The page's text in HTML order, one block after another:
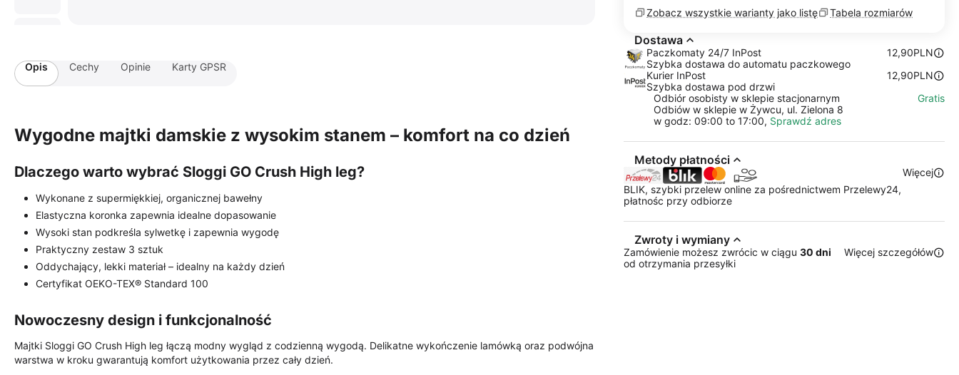
Zobacz wszystkie warianty jako listę Tabela rozmiarów
Dostawa
Paczkomaty 24/7 InPost
Szybka dostawa do automatu paczkowego
12,90PLN
Kurier InPost
Szybka dostawa pod drzwi
12,90PLN
Odbiór osobisty w sklepie stacjonarnym
Odbiów w sklepie w Żywcu, ul. Zielona 8
w godz: 09:00 to 17:00, Sprawdź adres
Gratis
Metody płatności
BLIK, szybki przelew online za pośrednictwem Przelewy24,
płatnośc przy odbiorze
Więcej
Zwroty i wymiany
Zamówienie możesz zwrócic w ciągu 30 dni
od otrzymania przesyłki
Więcej szczegółów
Opis Cechy Opinie Karty GPSR
Wygodne majtki damskie z wysokim stanem – komfort na co dzień
Dlaczego warto wybrać Sloggi GO Crush High leg?
Wykonane z supermiękkiej, organicznej bawełny
Elastyczna koronka zapewnia idealne dopasowanie
Wysoki stan podkreśla sylwetkę i zapewnia wygodę
Praktyczny zestaw 3 sztuk
Oddychający, lekki materiał – idealny na każdy dzień
Certyfikat OEKO-TEX® Standard 100
Nowoczesny design i funkcjonalność
Majtki Sloggi GO Crush High leg łączą modny wygląd z codzienną wygodą. Delikatne wykończenie lamówką oraz podwójna
warstwa w kroku gwarantują komfort użytkowania przez cały dzień.